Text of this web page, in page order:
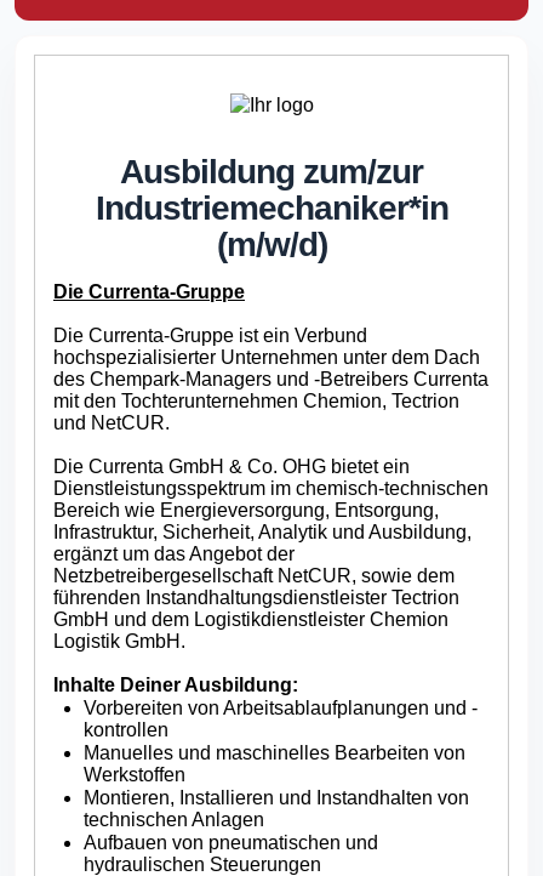
Ausbildung zum/zur
Industriemechaniker*in
(m/w/d)
Die Currenta-Gruppe
Die Currenta-Gruppe ist ein Verbund
hochspezialisierter Unternehmen unter dem Dach
des Chempark-Managers und -Betreibers Currenta
mit den Tochterunternehmen Chemion, Tectrion
und NetCUR.
Die Currenta GmbH & Co. OHG bietet ein
Dienstleistungsspektrum im chemisch-technischen
Bereich wie Energieversorgung, Entsorgung,
Infrastruktur, Sicherheit, Analytik und Ausbildung,
ergänzt um das Angebot der
Netzbetreibergesellschaft NetCUR, sowie dem
führenden Instandhaltungsdienstleister Tectrion
GmbH und dem Logistikdienstleister Chemion
Logistik GmbH.
Inhalte Deiner Ausbildung:
Vorbereiten von Arbeitsablaufplanungen und -
kontrollen
Manuelles und maschinelles Bearbeiten von
Werkstoffen
Montieren, Installieren und Instandhalten von
technischen Anlagen
Aufbauen von pneumatischen und
hydraulischen Steuerungen